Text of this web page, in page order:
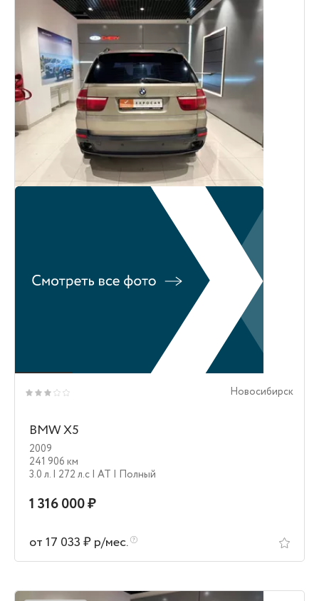
Новосибирск
BMW X5
2009
241 906 км
3.0 л. | 272 л.c | AT | Полный
1 316 000 ₽
от 17 033 ₽ р/мес.